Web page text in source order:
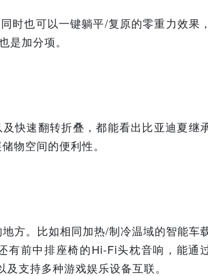
时也可以一键躺平/复原的零重力效果，
加分项。
快速翻转折叠，都能看出比亚迪夏继
物空间的便利性。
方。比如相同加热/制冷温域的智能车
有前中排座椅的Hi-Fi头枕音响，能通
支持多种游戏娱乐设备互联。